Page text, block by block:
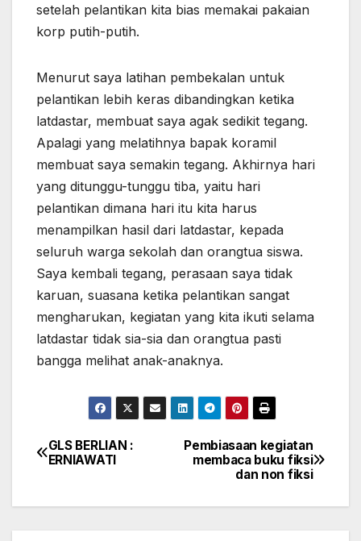
setelah pelantikan kita bias memakai pakaian
korp putih-putih.
Menurut saya latihan pembekalan untuk
pelantikan lebih keras dibandingkan ketika
latdastar, membuat saya agak sedikit tegang.
Apalagi yang melatihnya bapak koramil
membuat saya semakin tegang. Akhirnya hari
yang ditunggu-tunggu tiba, yaitu hari
pelantikan dimana hari itu kita harus
menampilkan hasil dari latdastar, kepada
seluruh warga sekolah dan orangtua siswa.
Saya kembali tegang, perasaan saya tidak
karuan, suasana ketika pelantikan sangat
mengharukan, kegiatan yang kita ikuti selama
latdastar tidak sia-sia dan orangtua pasti
bangga melihat anak-anaknya.
Navigasi
Pembiasaan kegiatan
membaca buku fiksi
dan non fiksi
GLS BERLIAN :
ERNIAWATI